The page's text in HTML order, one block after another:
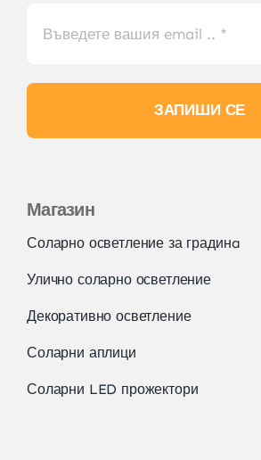
ЗАПИШИ СЕ
Магазин
Соларно осветление за градинa
Улично соларно осветление
Декоративно осветление
Соларни аплици
Соларни LED прожектори